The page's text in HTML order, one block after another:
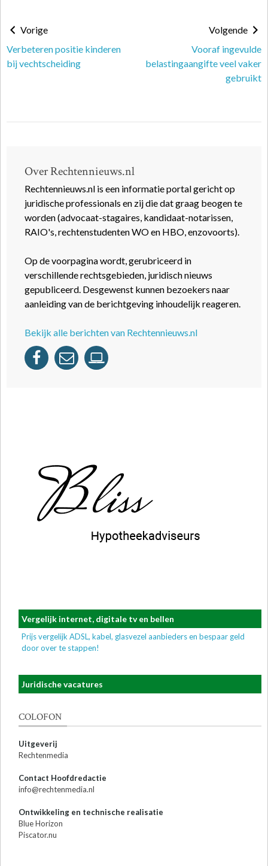
Vorige
Verbeteren positie kinderen
bij vechtscheiding
Volgende
Vooraf ingevulde
belastingaangifte veel vaker
gebruikt
Over Rechtennieuws.nl
Rechtennieuws.nl is een informatie portal gericht op
juridische professionals en zij die dat graag beogen te
worden (advocaat-stagaires, kandidaat-notarissen,
RAIO's, rechtenstudenten WO en HBO, enzovoorts).
Op de voorpagina wordt, gerubriceerd in
verschillende rechtsgebieden, juridisch nieuws
gepubliceerd. Desgewenst kunnen bezoekers naar
aanleiding van de berichtgeving inhoudelijk reageren.
Bekijk alle berichten van Rechtennieuws.nl
Vergelijk internet, digitale tv en bellen
Prijs vergelijk ADSL, kabel, glasvezel aanbieders en bespaar geld
door over te stappen!
Juridische vacatures
COLOFON
Uitgeverij
Rechtenmedia
Contact Hoofdredactie
info@rechtenmedia.nl
Ontwikkeling en technische realisatie
Blue Horizon
Piscator.nu